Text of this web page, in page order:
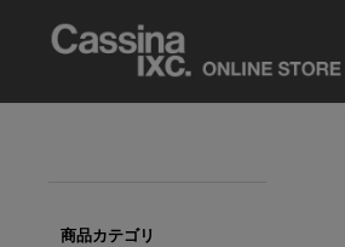
商品カテゴリ